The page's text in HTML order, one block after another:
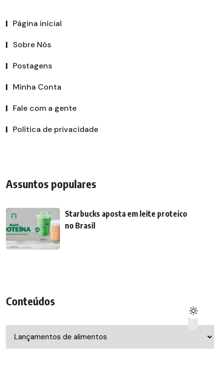
Página inicial
Sobre Nós
Postagens
Minha Conta
Fale com a gente
Política de privacidade
Assuntos populares
Starbucks aposta em leite proteico
no Brasil
Conteúdos
Conteúdos